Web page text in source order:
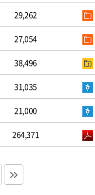
29,262
27,054
38,496
31,035
21,000
264,371